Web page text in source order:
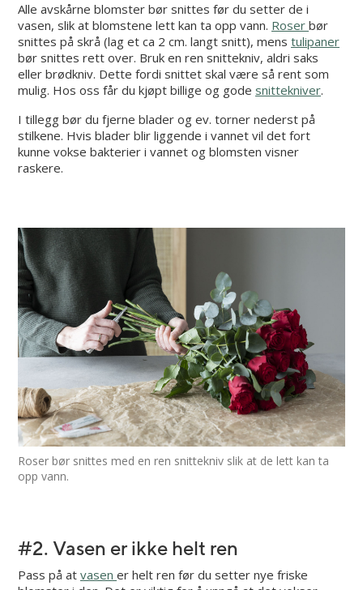
Alle avskårne blomster bør snittes før du setter de i
vasen, slik at blomstene lett kan ta opp vann. Roser bør
snittes på skrå (lag et ca 2 cm. langt snitt), mens tulipaner
bør snittes rett over. Bruk en ren snittekniv, aldri saks
eller brødkniv. Dette fordi snittet skal være så rent som
mulig. Hos oss får du kjøpt billige og gode snittekniver.
I tillegg bør du fjerne blader og ev. torner nederst på
stilkene. Hvis blader blir liggende i vannet vil det fort
kunne vokse bakterier i vannet og blomsten visner
raskere.
Roser bør snittes med en ren snittekniv slik at de lett kan ta
opp vann.
#2. Vasen er ikke helt ren
Pass på at vasen er helt ren før du setter nye friske